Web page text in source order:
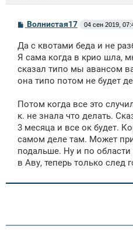
С
б
щ
н
и
Волнистая17 04 сен 2019,
Да с квотами беда и не
Я сама когда в крио шла,
сказал типо мы авансом
она типо потом не будет
Потом когда все это
к. не знала что делать.
3 месяца и все ок будет.
самом деле там. Может
подальше. Ну и по
в Аву, теперь только след